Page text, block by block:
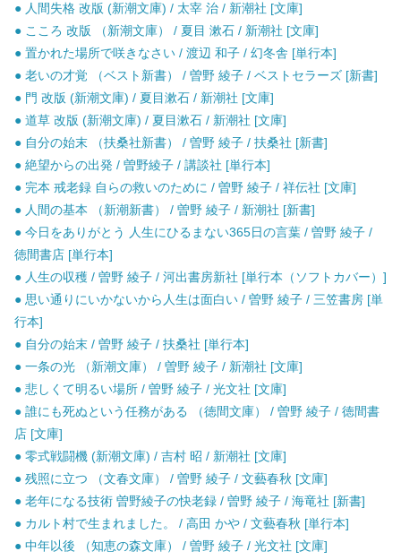
● 人間失格 改版 (新潮文庫) / 太宰 治 / 新潮社 [文庫]
● こころ 改版 （新潮文庫） / 夏目 漱石 / 新潮社 [文庫]
● 置かれた場所で咲きなさい / 渡辺 和子 / 幻冬舎 [単行本]
● 老いの才覚 （ベスト新書） / 曽野 綾子 / ベストセラーズ [新書]
● 門 改版 (新潮文庫) / 夏目漱石 / 新潮社 [文庫]
● 道草 改版 (新潮文庫) / 夏目漱石 / 新潮社 [文庫]
● 自分の始末 （扶桑社新書） / 曽野 綾子 / 扶桑社 [新書]
● 絶望からの出発 / 曽野綾子 / 講談社 [単行本]
● 完本 戒老録 自らの救いのために / 曽野 綾子 / 祥伝社 [文庫]
● 人間の基本 （新潮新書） / 曽野 綾子 / 新潮社 [新書]
● 今日をありがとう 人生にひるまない365日の言葉 / 曽野 綾子 /
徳間書店 [単行本]
● 人生の収穫 / 曽野 綾子 / 河出書房新社 [単行本（ソフトカバー）]
● 思い通りにいかないから人生は面白い / 曽野 綾子 / 三笠書房 [単
行本]
● 自分の始末 / 曽野 綾子 / 扶桑社 [単行本]
● 一条の光 （新潮文庫） / 曽野 綾子 / 新潮社 [文庫]
● 悲しくて明るい場所 / 曽野 綾子 / 光文社 [文庫]
● 誰にも死ぬという任務がある （徳間文庫） / 曽野 綾子 / 徳間書
店 [文庫]
● 零式戦闘機 (新潮文庫) / 吉村 昭 / 新潮社 [文庫]
● 残照に立つ （文春文庫） / 曽野 綾子 / 文藝春秋 [文庫]
● 老年になる技術 曽野綾子の快老録 / 曽野 綾子 / 海竜社 [新書]
● カルト村で生まれました。 / 高田 かや / 文藝春秋 [単行本]
● 中年以後 （知恵の森文庫） / 曽野 綾子 / 光文社 [文庫]